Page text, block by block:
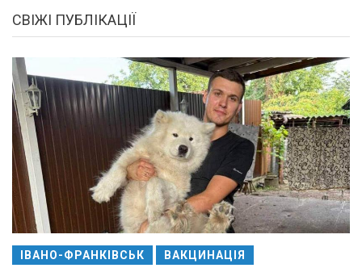
СВІЖІ ПУБЛІКАЦІЇ
ІВАНО-ФРАНКІВСЬК ВАКЦИНАЦІЯ